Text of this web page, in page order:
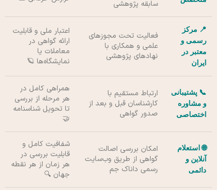
سابقه پژوهشی
📍 مرکز
رسمی و
معتبر در
ایران
فعالیت تحت مجوزهای
علمی و همکاری با
نهادهای پژوهشی
اعتبار ملی و قابلیت
ارائه گواهی در
معاملات یا
نمایشگاه‌ها 🪐
📞 پشتیبانی
و مشاوره
اختصاصی
ارتباط مستقیم با
کارشناسان قبل و بعد از
صدور گواهی
همراهی کامل در
هر مرحله از بررسی
تا تحویل شناسنامه
🤝
🌐 استعلام
آنلاین و
دائمی
امکان بررسی اصالت
گواهی از طریق وب‌سایت
رسمی داناک جم
شفافیت کامل و
قابلیت بررسی در
هر زمان از هر نقطه
جهان 🔍